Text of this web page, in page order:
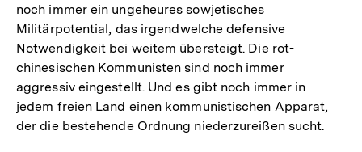
noch immer ein ungeheures sowjetisches
Militärpotential, das irgendwelche defensive
Notwendigkeit bei weitem übersteigt. Die rot-
chinesischen Kommunisten sind noch immer
aggressiv eingestellt. Und es gibt noch immer in
jedem freien Land einen kommunistischen Apparat,
der die bestehende Ordnung niederzureißen sucht.